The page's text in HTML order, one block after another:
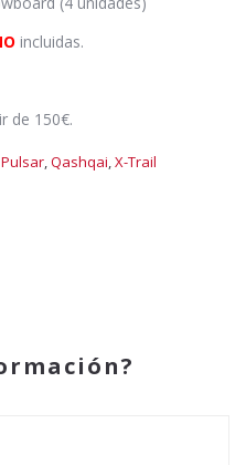
incluidas.
de 150€.
Pulsar,Qashqai,X-Trail